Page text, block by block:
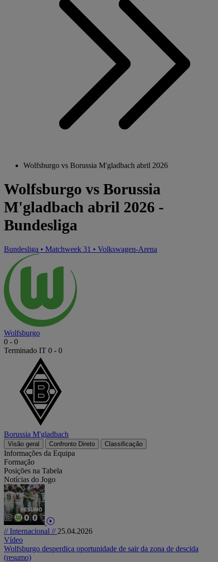
Wolfsburgo vs Borussia M'gladbach abril 2026
Wolfsburgo vs Borussia
M'gladbach abril 2026 -
Bundesliga
Bundesliga • Matchweek 31 • Volkswagen-Arena
Wolfsburgo
0 - 0
Terminado IT 0 - 0
Borussia M'gladbach
Visão geral Confronto Direto Classificação
Informações da Equipa
Formação
Posições na Tabela
Notícias do Jogo
// Internacional // 25.04.2026
Vídeo
Wolfsburgo desperdiça oportunidade de sair da zona de descida
(resumo)